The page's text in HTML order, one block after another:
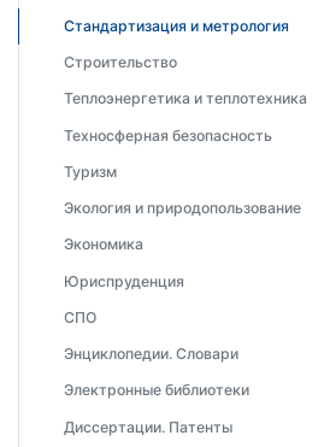
Стандартизация и метрология
Строительство
Теплоэнергетика и теплотехника
Техносферная безопасность
Туризм
Экология и природопользование
Экономика
Юриспруденция
СПО
Энциклопедии. Словари
Электронные библиотеки
Диссертации. Патенты